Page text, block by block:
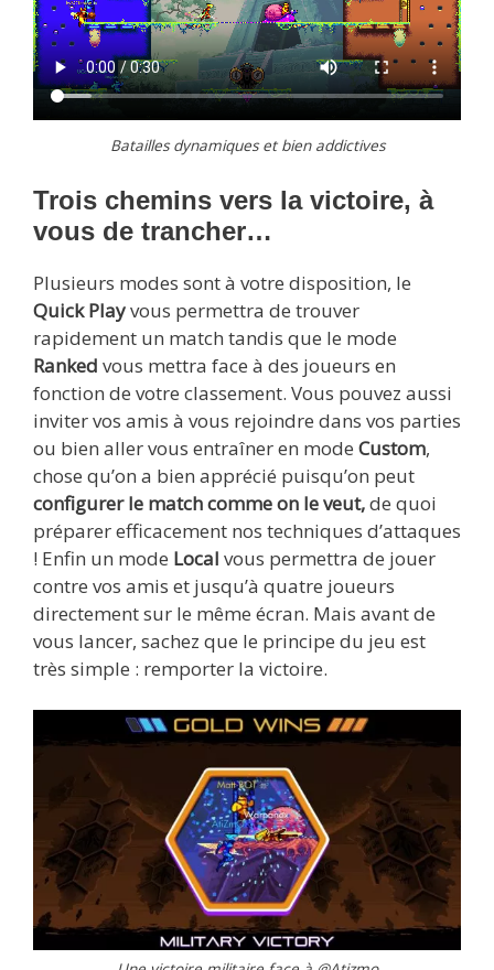
Batailles dynamiques et bien addictives
Trois chemins vers la victoire, à
vous de trancher…
Plusieurs modes sont à votre disposition, le
Quick Playvous permettra de trouver
rapidement un match tandis que le mode
Ranked vous mettra face à des joueurs en
fonction de votre classement. Vous pouvez aussi
inviter vos amis à vous rejoindre dans vos parties
ou bien aller vous entraîner en mode Custom,
chose qu’on a bien apprécié puisqu’on peut
configurer le match comme on le veut,de quoi
préparer efficacement nos techniques d’attaques
! Enfin un mode Local vous permettra de jouer
contre vos amis et jusqu’à quatre joueurs
directement sur le même écran. Mais avant de
vous lancer, sachez que le principe du jeu est
très simple : remporter la victoire.